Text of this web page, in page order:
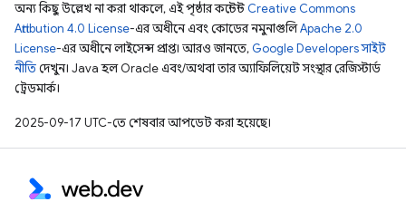
অন্য কিছু উল্লেখ না করা থাকলে, এই পৃষ্ঠার কন্টেন্ট Creative Commons
Attribution 4.0 License-এর অধীনে এবং কোডের নমুনাগুলিApache 2.0
License-এর অধীনে লাইসেন্স প্রাপ্ত। আরও জানতে, Google Developers সাইট
নীতিদেখুন। Java হল Oracle এবং/অথবা তার অ্যাফিলিয়েট সংস্থার রেজিস্টার্ড
ট্রেডমার্ক।
2025-09-17 UTC-তে শেষবার আপডেট করা হয়েছে।